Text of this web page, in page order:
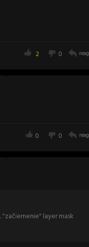
0
2
0
0
layer mask